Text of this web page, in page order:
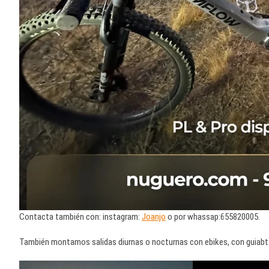
Contacta también con: instagram: Joanjo o por whassap:655820005.
También montamos salidas diurnas o nocturnas con ebikes, con